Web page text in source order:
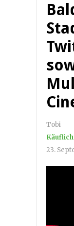
Tobi
Käuflich
23.